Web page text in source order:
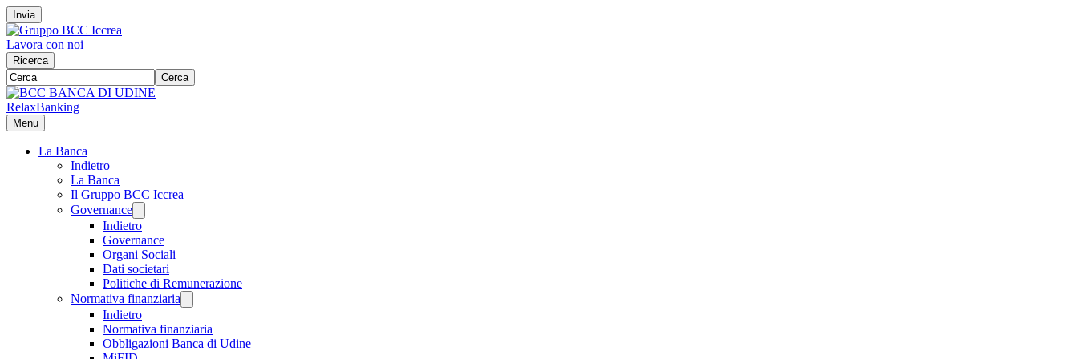
Invia
Lavora con noi
Ricerca
Cerca
RelaxBanking
Menu
La Banca
Indietro
La Banca
Il Gruppo BCC Iccrea
Governance
Indietro
Governance
Organi Sociali
Dati societari
Politiche di Remunerazione
Normativa finanziaria
Indietro
Normativa finanziaria
Obbligazioni Banca di Udine